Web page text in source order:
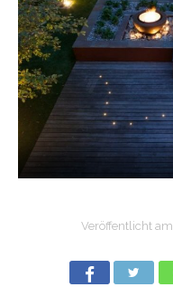
Veröffentlicht am